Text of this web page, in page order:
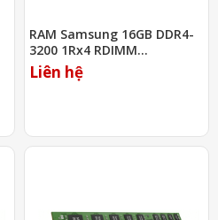
RAM Samsung 16GB DDR4-
3200 1Rx4 RDIMM
(M393A2K40DB3-CWE)
Liên hệ